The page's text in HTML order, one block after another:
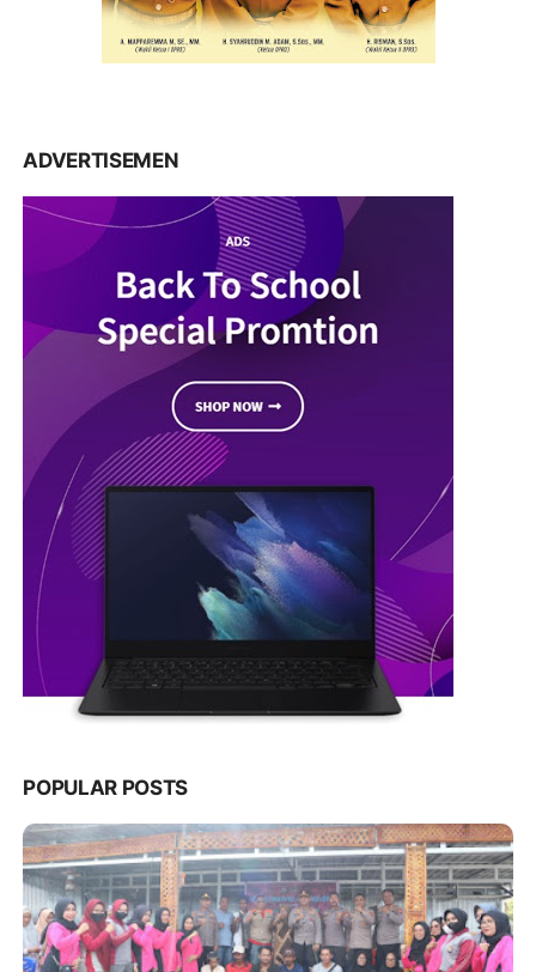
ADVERTISEMEN
POPULAR POSTS